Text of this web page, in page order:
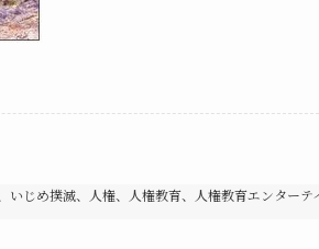
いじめ撲滅、人権、人権教育、人権教育エンターテ